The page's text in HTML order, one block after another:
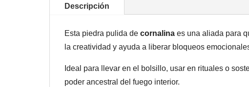
Descripción
Esta piedra pulida de cornalinaes una aliada para
la creatividad y ayuda a liberar bloqueos
Ideal para llevar en el bolsillo, usar en rituales o
poder ancestral del fuego interior.